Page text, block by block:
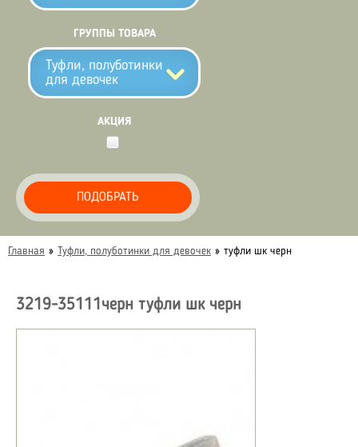
ГРУППЫ ТОВАРА
Туфли, полуботинки
для девочек
АКЦИЯ
ПОДОБРАТЬ
Главная » Туфли, полуботинки для девочек » туфли шк черн
3219-35111черн туфли шк черн